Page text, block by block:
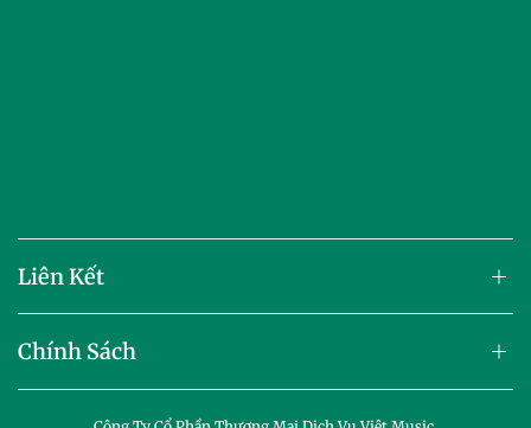
Liên Kết
Chính Sách